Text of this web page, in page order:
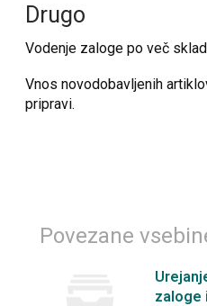
Drugo
Vodenje zaloge po več
Vnos novodobavljenih
pripravi.
Povezane
zaloge